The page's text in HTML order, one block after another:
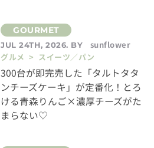
JUL 24TH, 2026. BY
sunflower
グルメ > スイーツ／パン
300台が即完売した「タルトタタ
ンチーズケーキ」が定番化！とろ
ける青森りんご×濃厚チーズがた
まらない♡